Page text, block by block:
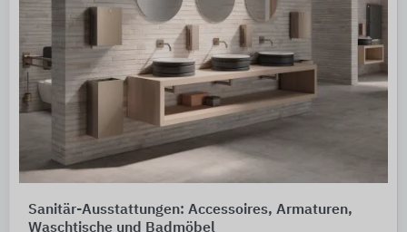
Sanitär-Ausstattungen: Accessoires, Armaturen,
Waschtische und Badmöbel